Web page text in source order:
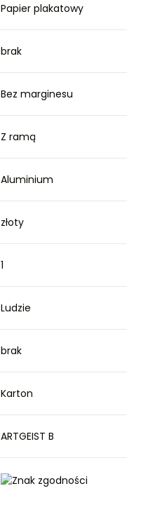
Papier plakatowy
brak
Bez marginesu
Z ramą
Aluminium
złoty
1
Ludzie
brak
Karton
ARTGEIST B